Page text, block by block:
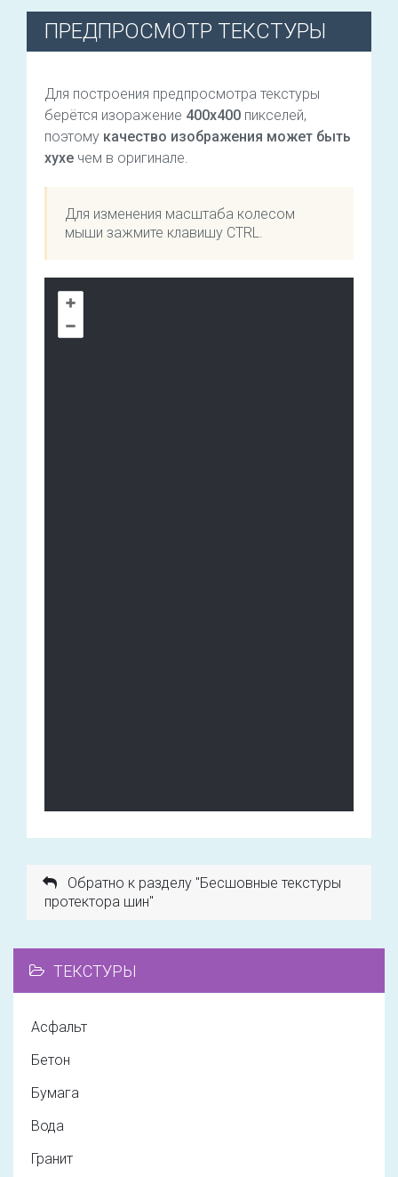
ПРЕДПРОСМОТР ТЕКСТУРЫ
Для построения предпросмотра текстуры
берётся изоражение 400х400 пикселей,
поэтому качество изображения может быть
хухе чем в оригинале.
Для изменения масштаба колесом
мыши зажмите клавишу CTRL.
Обратно к разделу "Бесшовные текстуры
протектора шин"
ТЕКСТУРЫ
Асфальт
Бетон
Бумага
Вода
Гранит